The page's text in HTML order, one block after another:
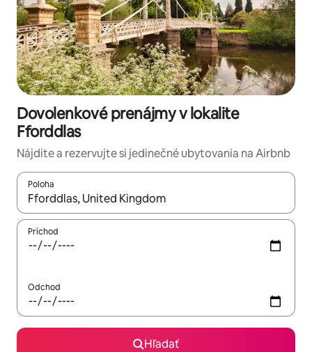
Dovolenkové prenájmy v lokalite
Fforddlas
Nájdite a rezervujte si jedinečné ubytovania na Airbnb
Poloha
Keď budú výsledky k dispozícii, môžete si ich prechádzať
Príchod
Odchod
Hľadať